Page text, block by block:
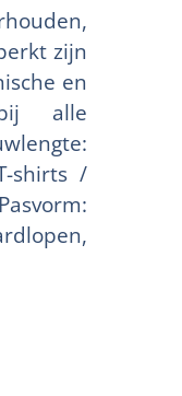
zijn
en
alle
shirts /